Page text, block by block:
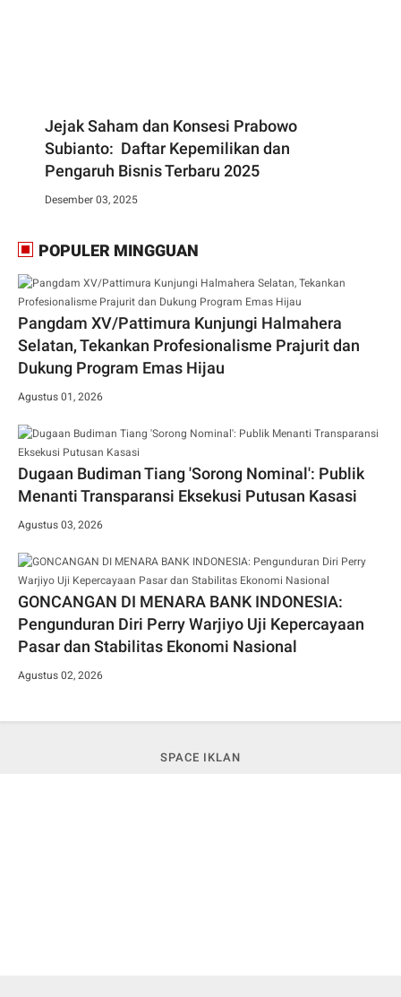
Jejak Saham dan Konsesi Prabowo
Subianto: Daftar Kepemilikan dan
Pengaruh Bisnis Terbaru 2025
Desember 03, 2025
POPULER MINGGUAN
Pangdam XV/Pattimura Kunjungi Halmahera
Selatan, Tekankan Profesionalisme Prajurit dan
Dukung Program Emas Hijau
Agustus 01, 2026
Dugaan Budiman Tiang 'Sorong Nominal': Publik
Menanti Transparansi Eksekusi Putusan Kasasi
Agustus 03, 2026
GONCANGAN DI MENARA BANK INDONESIA:
Pengunduran Diri Perry Warjiyo Uji Kepercayaan
Pasar dan Stabilitas Ekonomi Nasional
Agustus 02, 2026
SPACE IKLAN